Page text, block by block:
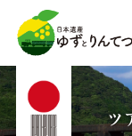
HOME
ツ